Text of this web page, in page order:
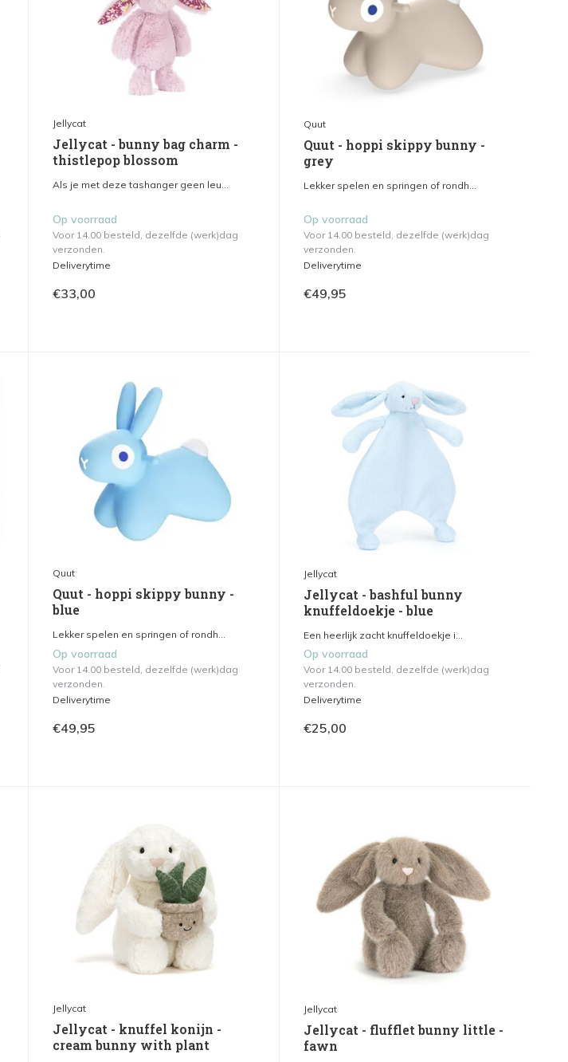
Jellycat
Jellycat - bunny bag charm -
thistlepop blossom
Als je met deze tashanger geen leu...
Op voorraad
Voor 14.00 besteld, dezelfde (werk)dag
verzonden.
Deliverytime
€33,00
Quut
Quut - hoppi skippy bunny -
grey
Lekker spelen en springen of rondh...
Op voorraad
Voor 14.00 besteld, dezelfde (werk)dag
verzonden.
Deliverytime
€49,95
Quut
Quut - hoppi skippy bunny -
blue
Lekker spelen en springen of rondh...
Op voorraad
Voor 14.00 besteld, dezelfde (werk)dag
verzonden.
Deliverytime
€49,95
Jellycat
Jellycat - bashful bunny
knuffeldoekje - blue
Een heerlijk zacht knuffeldoekje i...
Op voorraad
Voor 14.00 besteld, dezelfde (werk)dag
verzonden.
Deliverytime
€25,00
Jellycat
Jellycat - knuffel konijn -
cream bunny with plant
Jellycat
Jellycat - flufflet bunny little -
fawn